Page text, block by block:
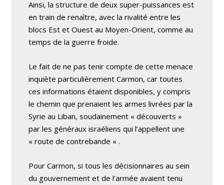
Ainsi, la structure de deux super-puissances est
en train de renaître, avec la rivalité entre les
blocs Est et Ouest au Moyen-Orient, comme au
temps de la guerre froide.
Le fait de ne pas tenir compte de cette menace
inquiète particulièrement Carmon, car toutes
ces informations étaient disponibles, y compris
le chemin que prenaient les armes livrées par la
Syrie au Liban, soudainement « découverts »
par les généraux israéliens qui l’appellent une
« route de contrebande « .
Pour Carmon, si tous les décisionnaires au sein
du gouvernement et de l’armée avaient tenu